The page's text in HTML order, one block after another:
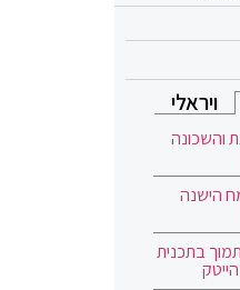
ויראלי
והשכונה
הישנה
בתכנית